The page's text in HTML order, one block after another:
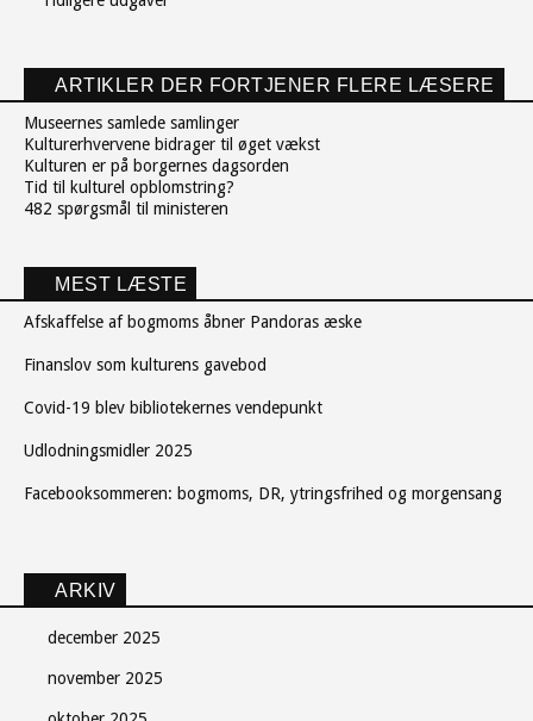
ARTIKLER DER FORTJENER FLERE LÆSERE
Museernes samlede samlinger
Kulturerhvervene bidrager til øget vækst
Kulturen er på borgernes dagsorden
Tid til kulturel opblomstring?
482 spørgsmål til ministeren
MEST LÆSTE
Afskaffelse af bogmoms åbner Pandoras æske
Finanslov som kulturens gavebod
Covid-19 blev bibliotekernes vendepunkt
Udlodningsmidler 2025
Facebooksommeren: bogmoms, DR, ytringsfrihed og morgensang
ARKIV
december 2025
november 2025